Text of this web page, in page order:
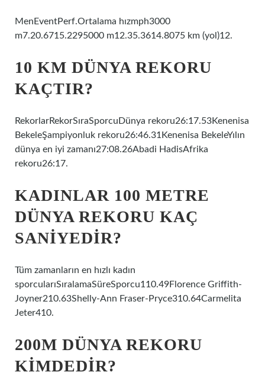
MenEventPerf.Ortalama hızmph3000
m7.20.6715.2295000 m12.35.3614.8075 km (yol)12.
10 KM DÜNYA REKORU
KAÇTIR?
RekorlarRekorSıraSporcuDünya rekoru26:17.53Kenenisa
BekeleŞampiyonluk rekoru26:46.31Kenenisa BekeleYılın
dünya en iyi zamanı27:08.26Abadi HadisAfrika
rekoru26:17.
KADINLAR 100 METRE
DÜNYA REKORU KAÇ
SANIYEDIR?
Tüm zamanların en hızlı kadın
sporcularıSıralamaSüreSporcu110.49Florence Griffith-
Joyner210.63Shelly-Ann Fraser-Pryce310.64Carmelita
Jeter410.
200M DÜNYA REKORU
KIMDEDIR?